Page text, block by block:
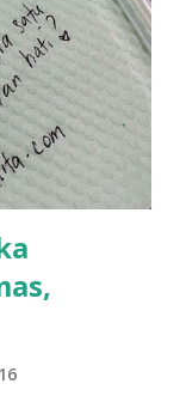
kami ni bahagi-
aku akan
yang abg
la pulak.. tapi
ajer rebeh